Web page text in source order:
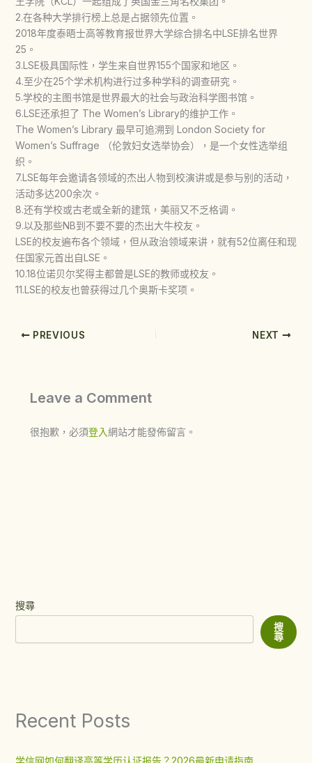
2.在各种大学排行榜上总是占据领先位置。
2018年度泰晤士高等教育报世界大学综合排名中LSE排名世界
25。
3.LSE极具国际性，学生来自世界155个国家和地区。
4.至少在25个学术机构进行过多种学科的调查研究。
5.学校的主图书馆是世界最大的社会与政治科学图书馆。
6.LSE还承担了 The Women’s Library的维护工作。
The Women’s Library 最早可追溯到 London Society for
Women’s Suffrage （伦敦妇女选举协会），是一个女性选举组
织。
7.LSE每年会邀请各领域的杰出人物到校演讲或是参与别的活动，
活动多达200余次。
8.还有学校或古老或全新的建筑，美丽又不乏格调。
9.以及那些NB到不要不要的杰出大牛校友。
LSE的校友遍布各个领域，但从政治领域来讲，就有52位离任和现
任国家元首出自LSE。
10.18位诺贝尔奖得主都曾是LSE的教师或校友。
11.LSE的校友也曾获得过几个奥斯卡奖项。
PREVIOUS NEXT
Leave a Comment
很抱歉，必須登入網站才能發佈留言。
搜尋
搜
尋
Recent Posts
学信网如何翻译高等学历认证报告？2026最新申请指南